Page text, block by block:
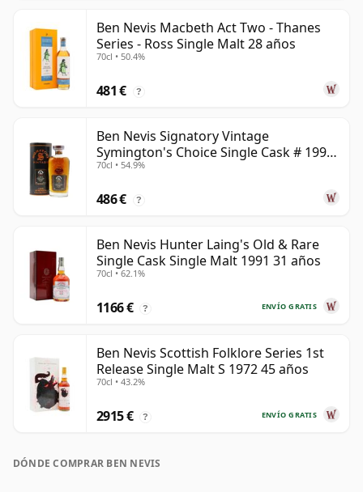
Ben Nevis Macbeth Act Two - Thanes
Series - Ross Single Malt 28 años
70cl • 50.4%
481 € ?
Ben Nevis Signatory Vintage
Symington's Choice Single Cask # 1991
32 años
70cl • 54.9%
486 € ?
Ben Nevis Hunter Laing's Old & Rare
Single Cask Single Malt 1991 31 años
70cl • 62.1%
ENVÍO GRATIS
1166 € ?
Ben Nevis Scottish Folklore Series 1st
Release Single Malt S 1972 45 años
70cl • 43.2%
ENVÍO GRATIS
2915 € ?
DÓNDE COMPRAR BEN NEVIS